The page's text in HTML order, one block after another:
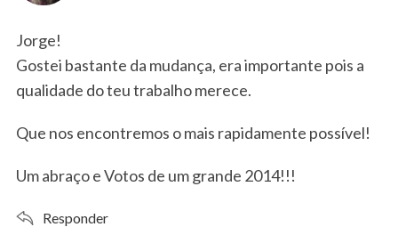
:
Jorge!
Gostei bastante da mudança, era importante pois a
qualidade do teu trabalho merece.
Que nos encontremos o mais rapidamente possível!
Um abraço e Votos de um grande 2014!!!
Responder